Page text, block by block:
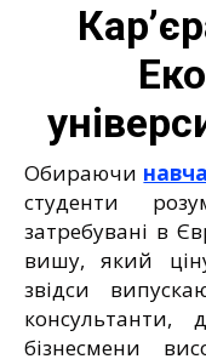
Обираючи
студенти
затребувані в
вишу, який
звідси
консультанти,
бізнесмени